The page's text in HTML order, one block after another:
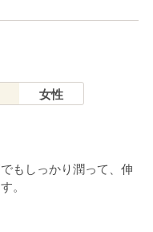
女性
もしっかり潤って、伸
。